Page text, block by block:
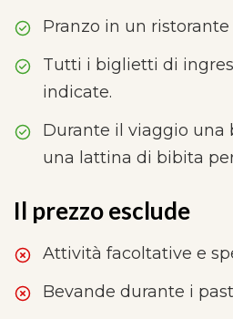
Pranzo in un ristorante
Tutti i biglietti di
indicate.
Durante il viaggio una
una lattina di bibita
Il prezzo esclude
Attività facoltative e
Bevande durante i